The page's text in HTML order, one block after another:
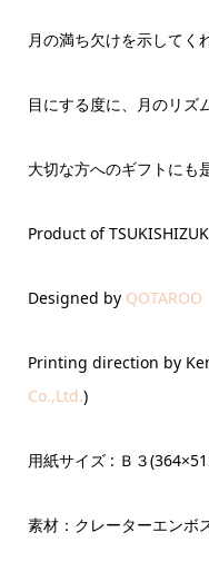
月の満ち欠けを示してく
目にする度に、月のリズ
大切な方へのギフトにも
Product of
Designed by QOTAROO
Printing direction by
Co.,Ltd.)
用紙サイズ : Ｂ３
素材：クレーターエンボ